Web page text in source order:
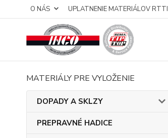
O NÁS UPLATNENIE MATERIÁLOV RTTI
MATERIÁLY PRE VYLOŽENIE
DOPADY A SKLZY
PREPRAVNÉ HADICE